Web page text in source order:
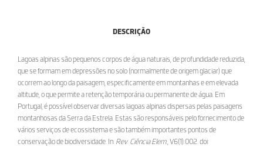
DESCRIÇÃO
Lagoas alpinas são pequenos corpos de água naturais, de profundidade reduzida,
que se formam em depressões no solo (normalmente de origem glaciar) que
ocorrem ao longo da paisagem, especificamente em montanhas e em elevada
altitude, o que permite a retenção temporária ou permanente de água. Em
Portugal, é possível observar diversas lagoas alpinas dispersas pelas paisagens
montanhosas da Serra da Estrela. Estas são responsáveis pelo fornecimento de
vários serviços de ecossistema e são também importantes pontos de
conservação de biodiversidade. In: Rev. Ciência Elem. , V6(1):002. doi: